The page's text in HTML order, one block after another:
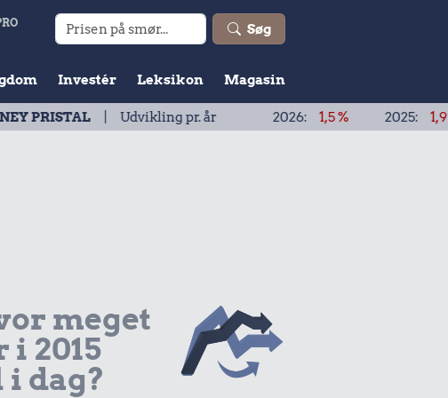
Søg
Investér Leksikon Magasin
| Udvikling pr. år 2026: 2025: 1,9 % 2024:
meget
i 2015
dag?